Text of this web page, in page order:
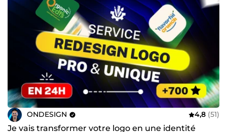
ONDESIGN 4,8 (51)
Je vais transformer votre logo en une identité